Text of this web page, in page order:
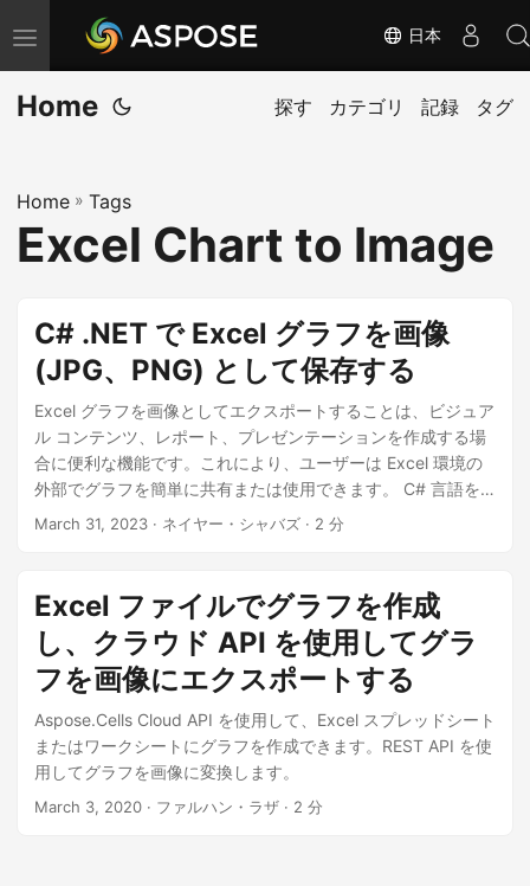
ナ
ビ
ゲ
ョ
ン
り
替
え
日本
Home 探す カテゴリ 記録 タグ
Home » Tags
Excel Chart to Image
C# .NET で Excel グラフを画像
(JPG、PNG) として保存する
Excel グラフを画像としてエクスポートすることは、ビジュア
ル コンテンツ、レポート、プレゼンテーションを作成する場
合に便利な機能です。これにより、ユーザーは Excel 環境の
外部でグラフを簡単に共有または使用できます。 C# 言語を
使用すると、これを簡単に実行でき、Aspose.Cells Cloud プ
ると、ユーザーは Excel グラフを高解像度オプションを含む
さまざまな画像形式にすばやく変換することで時間を節約
し、ワークフローを改善できます。
March 31, 2023 · ネイヤー・シャバズ · 2 分
Excel ファイルでグラフを作成
し、クラウド API を使用してグラ
フを画像にエクスポートする
Aspose.Cells Cloud API を使用して、Excel スプレッドシート
またはワークシートにグラフを作成できます。REST API を使
用してグラフを画像に変換します。
March 3, 2020 · ファルハン・ラザ · 2 分